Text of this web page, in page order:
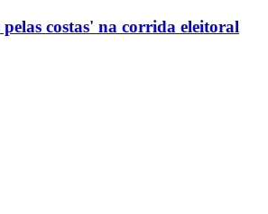
costas' na corrida eleitoral